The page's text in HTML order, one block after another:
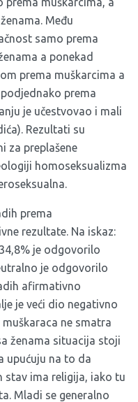
Među
samo prema
a ponekad
prema muškarcima a
prema
je učestvovao i mali
Rezultati su
za preplašene
homoseksualizma
prema
rezultate. Na iskaz:
je odgovorilo
je odgovorilo
afirmativno
je veći dio negativno
ne smatra
ženama situacija stoji
upućuju na to da
stav ima religija, iako tu
Mladi se generalno